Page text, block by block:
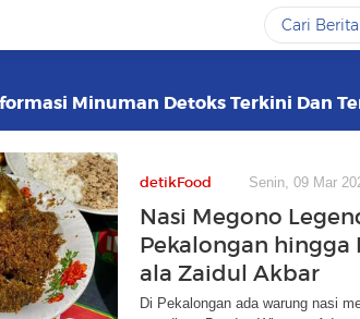
Minuman Detoks Terkini Dan
detikFood Senin, 09 Mar
Nasi Megono
Pekalongan
ala Zaidul Akbar
Di Pekalongan ada warung nasi